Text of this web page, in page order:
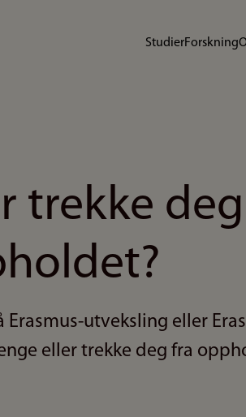
StudierForskning
trekke
utveksling eller
eller trekke deg fra